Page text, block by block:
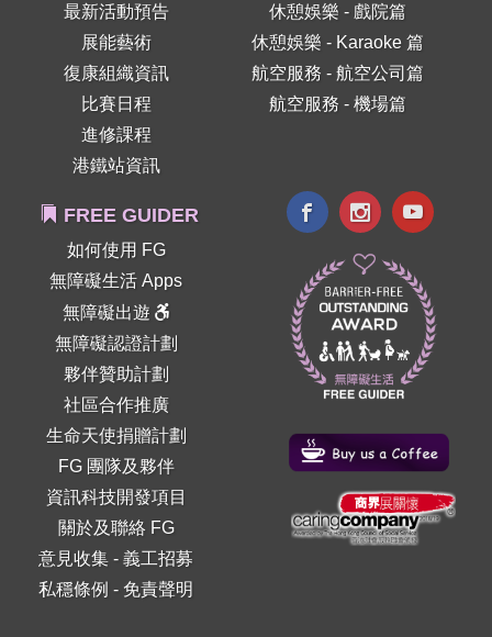
最新活動預告
展能藝術
復康組織資訊
比賽日程
進修課程
港鐵站資訊
休憩娛樂 - 戲院篇
休憩娛樂 - Karaoke 篇
航空服務 - 航空公司篇
航空服務 - 機場篇
FREE GUIDER
如何使用 FG
無障礙生活 Apps
無障礙出遊
無障礙認證計劃
夥伴贊助計劃
社區合作推廣
生命天使捐贈計劃
FG 團隊及夥伴
資訊科技開發項目
關於及聯絡 FG
意見收集 -義工招募
私穩條例 - 免責聲明